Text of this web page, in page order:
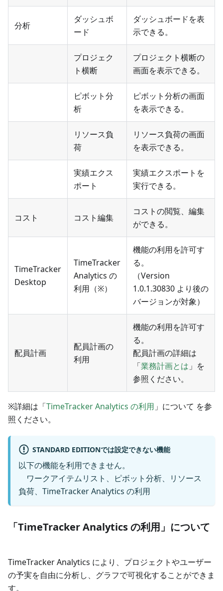
分析
ダッシュボ
ード
ダッシュボードを表
示できる。
プロジェク
ト横断
プロジェクト横断の
画面を表示できる。
ピボット分
析
ピボット分析の画面
を表示できる。
リソース負
荷
リソース負荷の画面
を表示できる。
実績エクス
ポート
実績エクスポートを
実行できる。
コスト コスト編集
コストの閲覧、編集
ができる。
TimeTracker
Desktop
TimeTracker
Analytics の
利用（※）
機能の利用を許可す
る。
（Version
1.0.1.30830 より後の
バージョンが対象）
配員計画
配員計画の
利用
機能の利用を許可す
る。
配員計画の詳細は
「業務計画とは 」を
参照ください。
※詳細は「TimeTracker Analytics の利用 」について を参
照ください。
STANDARD EDITIONでは設定できない機能
以下の機能を利用できません。
ワークアイテムリスト、ピボット分析、リソース
負荷、TimeTracker Analytics の利用
「TimeTracker Analytics の利用」について
TimeTracker Analytics により、プロジェクトやユーザー
の予実を自由に分析し、グラフで可視化することができま
す。